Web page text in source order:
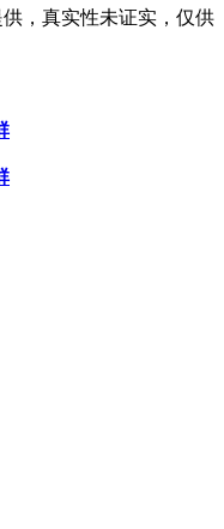
，真实性未证实，仅供